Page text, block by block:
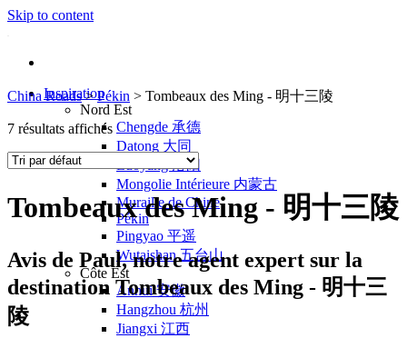
Skip to content
Inspiration
Nord Est
Chengde 承德
Datong 大同
Luoyang 洛阳
Mongolie Intérieure 内蒙古
Muraille de Chine
Pékin
Pingyao 平遥
Wutaishan 五台山
Côte Est
Anhui 安徽
Hangzhou 杭州
Jiangxi 江西
China Roads > Pékin > Tombeaux des Ming - 明十三陵
7 résultats affichés
Tombeaux des Ming - 明十三陵
Avis de Paul, notre agent expert sur la
destination Tombeaux des Ming - 明十三
陵